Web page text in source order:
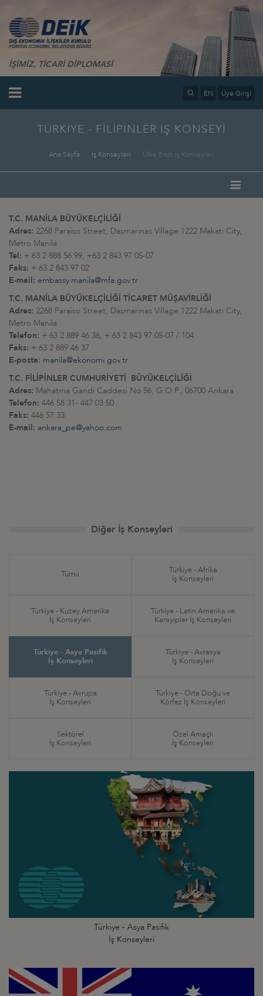
İŞİMİZ, TİCARİ DİPLOMASİ
EN Üye Girişi
TÜRKİYE - FİLİPİNLER İŞ KONSEYİ
Ana Sayfa İş Konseyleri Ülke Bazlı İş Konseyleri
T.C. MANİLA BÜYÜKELÇİLİĞİ
Adres: 2268 Paraiso Street, Dasmarinas Village 1222 Makati City,
Metro Manila
Tel: + 63 2 888 56 99, +63 2 843 97 05-07
Faks: + 63 2 843 97 02
E-mail: embassy.manila@mfa.gov.tr
T.C. MANİLA BÜYÜKELÇİLİĞİ TİCARET MÜŞAVİRLİĞİ
Adres: 2268 Paraiso Street, Dasmarinas Village 1222 Makati City,
Metro Manila
Telefon: + 63 2 889 46 36, + 63 2 843 97 05-07 / 104
Faks: + 63 2 889 46 37
E-posta: manila@ekonomi.gov.tr
T.C. FİLİPİNLER CUMHURİYETİ BÜYÜKELÇİLİĞİ
Adres: Mahatma Gandi Caddesi No.56, G.O.P., 06700 Ankara
Telefon: 446 58 31- 447 03 50
Faks: 446 57 33
E-mail: ankara_pe@yahoo.com
Diğer İş Konseyleri
Tümü
Türkiye - Afrika
İş Konseyleri
Türkiye - Kuzey Amerika
İş Konseyleri
Türkiye - Latin Amerika ve
Karayipler İş Konseyleri
Türkiye - Asya Pasifik
İş Konseyleri
Türkiye - Avrasya
İş Konseyleri
Türkiye - Avrupa
İş Konseyleri
Türkiye - Orta Doğu ve
Körfez İş Konseyleri
Sektörel
İş Konseyleri
Özel Amaçlı
İş Konseyleri
Türkiye - Asya Pasifik
İş Konseyleri